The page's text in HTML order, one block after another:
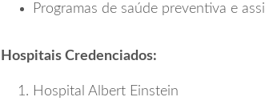
Programas de saúde preventiva e
Hospitais Credenciados:
Hospital Albert Einstein